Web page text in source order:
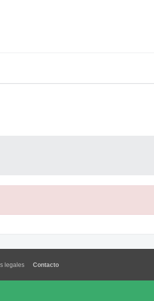
legales Contacto